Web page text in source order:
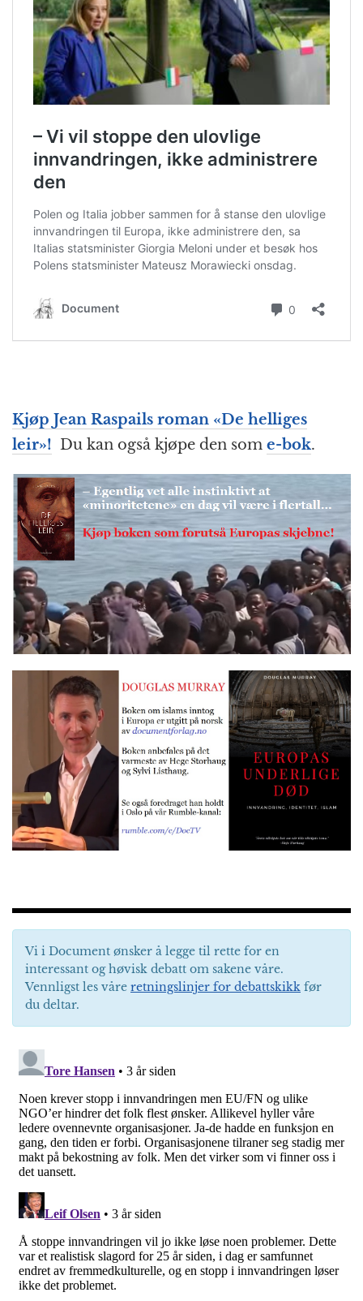
Kjøp Jean Raspails roman «De helliges
leir»! Du kan også kjøpe den som e-bok.
Vi i Document ønsker å legge til rette for en
interessant og høvisk debatt om sakene våre.
Vennligst les våre retningslinjer for debattskikk før
du deltar.